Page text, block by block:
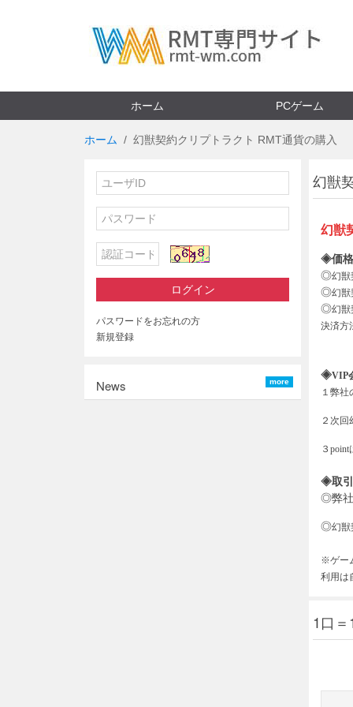
ホーム PCゲーム
ホーム 幻獣契約クリプトラクト RMT通貨の購入
ログイン
パスワードをお忘れの方
新規登録
more
News
幻獣
幻獣
◈価
◎幻獣
◎幻獣
◎幻獣
決済方
◈VIP
１弊社
２次回
３ point
◈取引
◎弊社
◎幻獣
※ゲー
利用は
1口＝